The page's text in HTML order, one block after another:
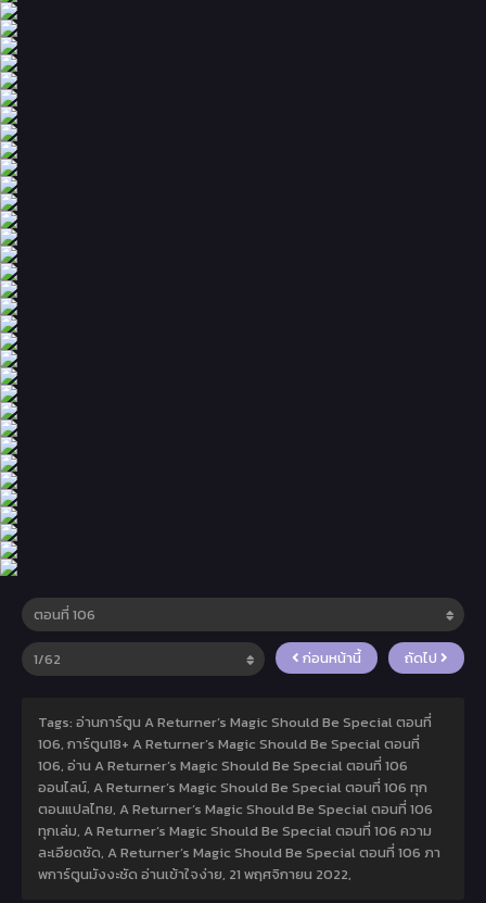
ก่อนหน้านี้ ถัดไป
Tags: อ่านการ์ตูน A Returner’s Magic Should Be Special ตอนที่
106, การ์ตูน18+ A Returner’s Magic Should Be Special ตอนที่
106, อ่าน A Returner’s Magic Should Be Special ตอนที่ 106
ออนไลน์, A Returner’s Magic Should Be Special ตอนที่ 106 ทุก
ตอนแปลไทย, A Returner’s Magic Should Be Special ตอนที่ 106
ทุกเล่ม, A Returner’s Magic Should Be Special ตอนที่ 106 ความ
ละเอียดชัด, A Returner’s Magic Should Be Special ตอนที่ 106 ภา
พการ์ตูนมังงะชัด อ่านเข้าใจง่าย, 21 พฤศจิกายน 2022,